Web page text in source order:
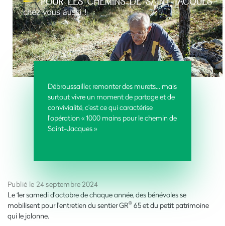
Débroussailler, remonter des murets... mais
surtout vivre un moment de partage et de
convivialité, c’est ce qui caractérise
l’opération « 1000 mains pour le chemin de
Saint-Jacques »
Publié le 24 septembre 2024
Le 1er samedi d'octobre de chaque année, des bénévoles se
mobilisent pour l’entretien du sentier GR® 65 et du petit patrimoine
qui le jalonne.